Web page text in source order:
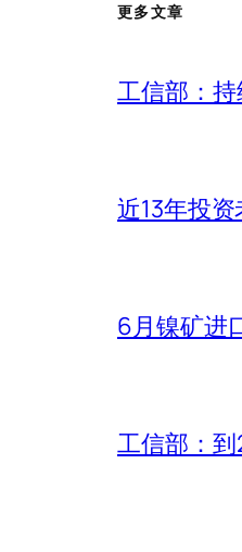
更多文章
工信部：
近13年投
6月镍矿进
工信部：